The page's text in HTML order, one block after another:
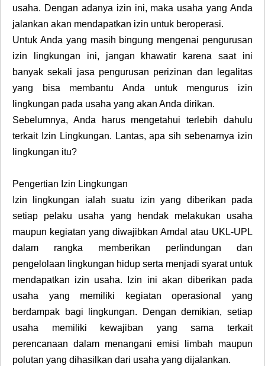
usaha. Dengan adanya izin ini, maka usaha yang Anda
jalankan akan mendapatkan izin untuk beroperasi.
Untuk Anda yang masih bingung mengenai pengurusan
izin lingkungan ini, jangan khawatir karena saat ini
banyak sekali jasa pengurusan perizinan dan legalitas
yang bisa membantu Anda untuk mengurus izin
lingkungan pada usaha yang akan Anda dirikan.
Sebelumnya, Anda harus mengetahui terlebih dahulu
terkait Izin Lingkungan. Lantas, apa sih sebenarnya izin
lingkungan itu?
Pengertian Izin Lingkungan
Izin lingkungan ialah suatu izin yang diberikan pada
setiap pelaku usaha yang hendak melakukan usaha
maupun kegiatan yang diwajibkan Amdal atau UKL-UPL
dalam rangka memberikan perlindungan dan
pengelolaan lingkungan hidup serta menjadi syarat untuk
mendapatkan izin usaha. Izin ini akan diberikan pada
usaha yang memiliki kegiatan operasional yang
berdampak bagi lingkungan. Dengan demikian, setiap
usaha memiliki kewajiban yang sama terkait
perencanaan dalam menangani emisi limbah maupun
polutan yang dihasilkan dari usaha yang dijalankan.